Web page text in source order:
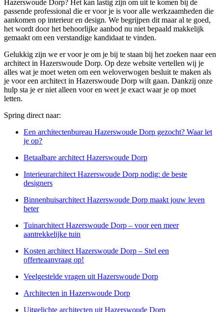
Hazerswoude Dorp? Het kan lastig zijn om uit te komen bij de
passende professional die er voor je is voor alle werkzaamheden die
aankomen op interieur en design. We begrijpen dit maar al te goed,
het wordt door het behoorlijke aanbod nu niet bepaald makkelijk
gemaakt om een verstandige kandidaat te vinden.
Gelukkig zijn we er voor je om je bij te staan bij het zoeken naar een
architect in Hazerswoude Dorp. Op deze website vertellen wij je
alles wat je moet weten om een weloverwogen besluit te maken als
je voor een architect in Hazerswoude Dorp wilt gaan. Dankzij onze
hulp sta je er niet alleen voor en weet je exact waar je op moet
letten.
Spring direct naar:
Een architectenbureau Hazerswoude Dorp gezocht? Waar let
je op?
Betaalbare architect Hazerswoude Dorp
Interieurarchitect Hazerswoude Dorp nodig: de beste
designers
Binnenhuisarchitect Hazerswoude Dorp maakt jouw leven
beter
Tuinarchitect Hazerswoude Dorp – voor een meer
aantrekkelijke tuin
Kosten architect Hazerswoude Dorp – Stel een
offerteaanvraag op!
Veelgestelde vragen uit Hazerswoude Dorp
Architecten in Hazerswoude Dorp
Uitgelichte architecten uit Hazerswoude Dorp